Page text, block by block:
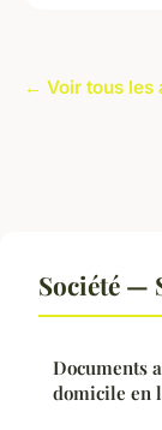
← Voir tous les
Société —
Documents
domicile en